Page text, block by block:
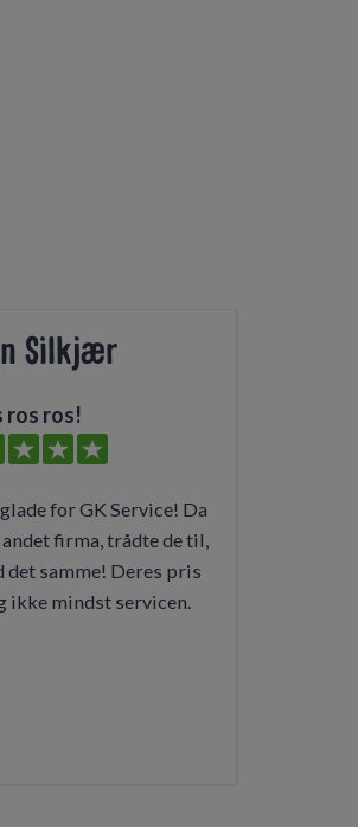
Silkjær
ros ros!
for GK Service! Da
firma, trådte de til,
det samme! Deres pris
ikke mindst servicen.